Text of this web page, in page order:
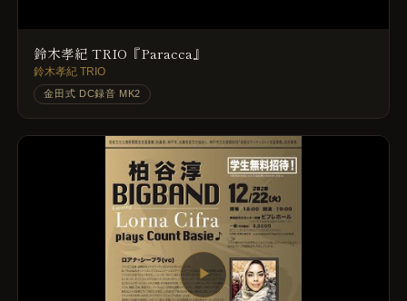
鈴木孝紀 TRIO『Paracca』
鈴木孝紀 TRIO
金田式 DC録音 MK2
▶